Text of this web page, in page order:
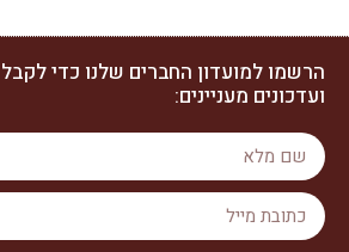
הרשמו למועדון החברים שלנו כדי
ועדכונים מעניינים: